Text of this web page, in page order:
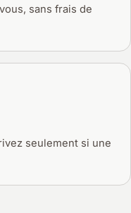
sans frais de
seulement si une